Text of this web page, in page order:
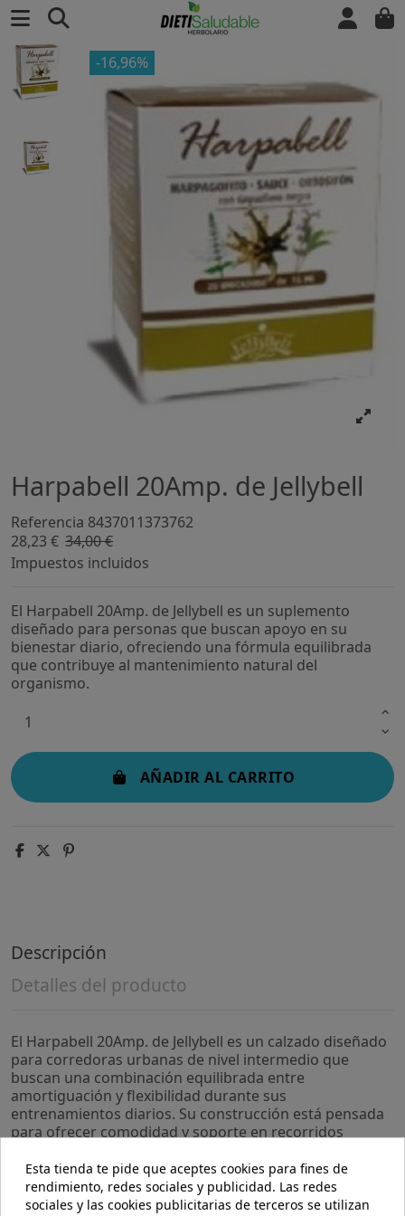
-16,96%
Harpabell 20Amp. de Jellybell
Referencia 8437011373762
28,23 € 34,00 €
Impuestos incluidos
El Harpabell 20Amp. de Jellybell es un suplemento
diseñado para personas que buscan apoyo en su
bienestar diario, ofreciendo una fórmula equilibrada
que contribuye al mantenimiento natural del
organismo.
AÑADIR AL CARRITO
Descripción
Detalles del producto
El Harpabell 20Amp. de Jellybell es un calzado diseñado
para corredoras urbanas de nivel intermedio que
buscan una combinación equilibrada entre
amortiguación y flexibilidad durante sus
entrenamientos diarios. Su construcción está pensada
para ofrecer comodidad y soporte en recorridos
- Malla superior transpirable de doble capa que facilita
la ventilación, ayudando a mantener los pies frescos y
Esta tienda te pide que aceptes cookies para fines de
rendimiento, redes sociales y publicidad. Las redes
sociales y las cookies publicitarias de terceros se utilizan